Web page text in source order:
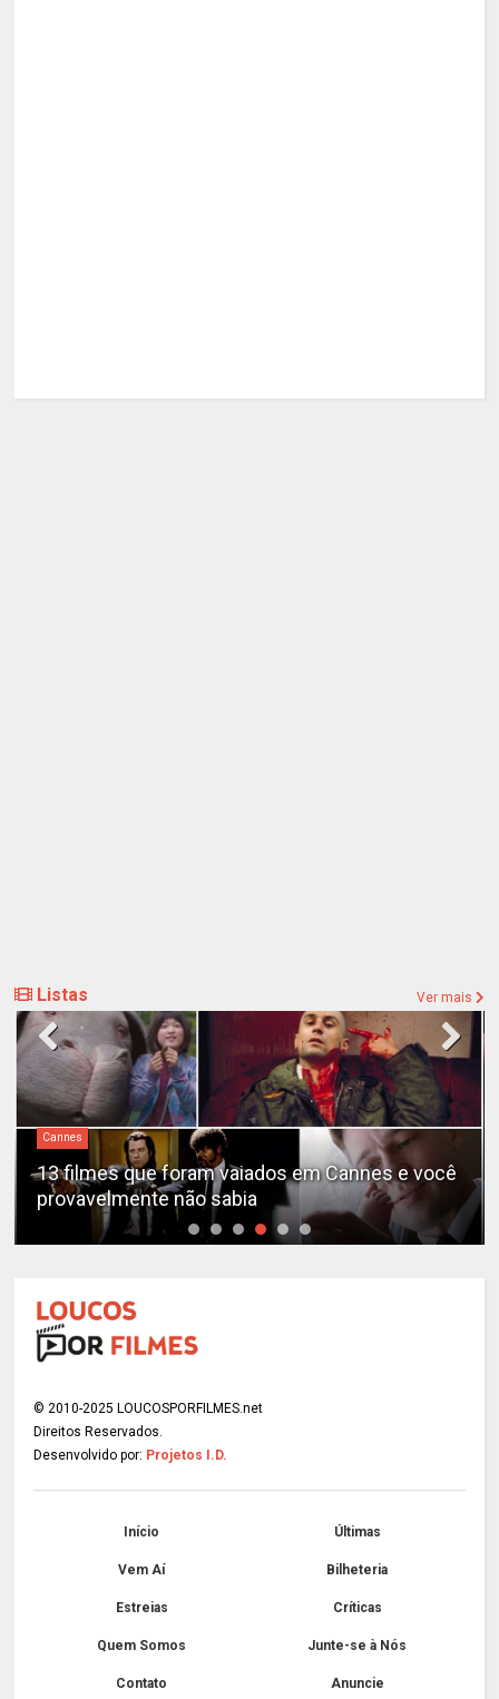
Listas Ver mais
Cannes
13 filmes que foram vaiados em Cannes e você
provavelmente não sabia
© 2010-2025 LOUCOSPORFILMES.net
Direitos Reservados.
Desenvolvido por: Projetos I.D.
Início Últimas
Vem Aí Bilheteria
Estreias Críticas
Quem Somos Junte-se à Nós
Contato Anuncie